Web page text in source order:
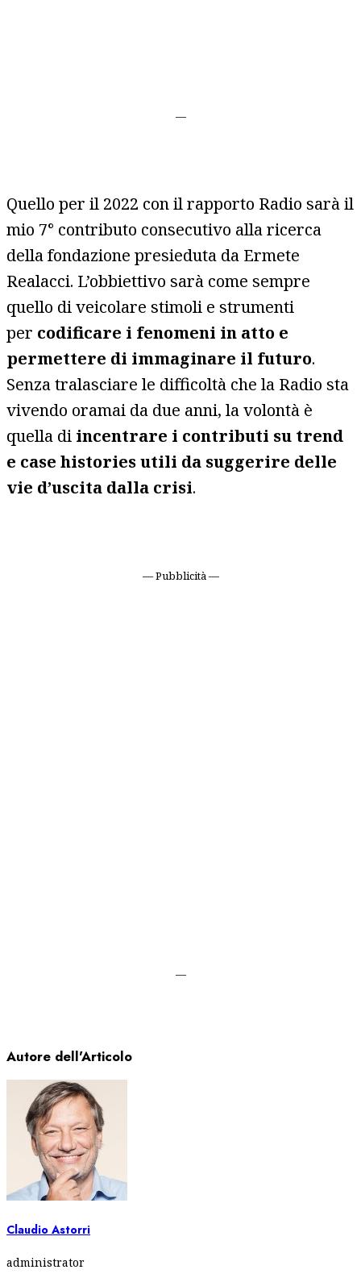
—
Quello per il 2022 con il rapporto Radio sarà il
mio 7° contributo consecutivo alla ricerca
della fondazione presieduta da Ermete
Realacci. L’obbiettivo sarà come sempre
quello di veicolare stimoli e strumenti
per codificare i fenomeni in atto e
permettere di immaginare il futuro.
Senza tralasciare le difficoltà che la Radio sta
vivendo oramai da due anni, la volontà è
quella di incentrare i contributi su trend
e case histories utili da suggerire delle
vie d’uscita dalla crisi.
— Pubblicità —
—
Autore dell'Articolo
Claudio Astorri
administrator